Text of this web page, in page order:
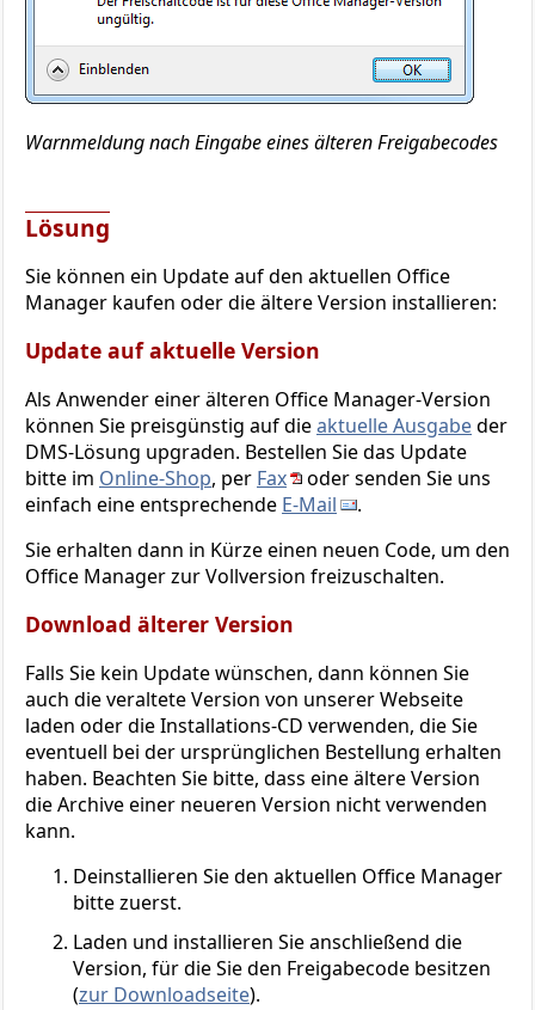
Warnmeldung nach Eingabe eines älteren Freigabecodes
Lösung
Sie können ein Update auf den aktuellen Office
Manager kaufen oder die ältere Version installieren:
Update auf aktuelle Version
Als Anwender einer älteren Office Manager-Version
können Sie preisgünstig auf dieaktuelle Ausgabeder
DMS-Lösung upgraden. Bestellen Sie das Update
bitte im Online-Shop, per Fax
oder senden Sie uns
einfach eine entsprechende E-Mail
.
Sie erhalten dann in Kürze einen neuen Code, um den
Office Manager zur Vollversion freizuschalten.
Download älterer Version
Falls Sie kein Update wünschen, dann können Sie
auch die veraltete Version von unserer Webseite
laden oder die Installations-CD verwenden, die Sie
eventuell bei der ursprünglichen Bestellung erhalten
haben. Beachten Sie bitte, dass eine ältere Version
die Archive einer neueren Version nicht verwenden
kann.
Deinstallieren Sie den aktuellen Office Manager
bitte zuerst.
Laden und installieren Sie anschließend die
Version, für die Sie den Freigabecode besitzen
(zur Downloadseite).